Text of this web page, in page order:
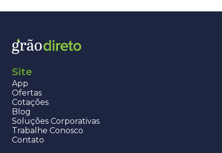
Site
App
Ofertas
Cotações
Blog
Soluções Corporativas
Trabalhe Conosco
Contato